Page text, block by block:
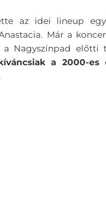
az idei lineup
Már a
a Nagyszínpad előtti
a 2000-es
.